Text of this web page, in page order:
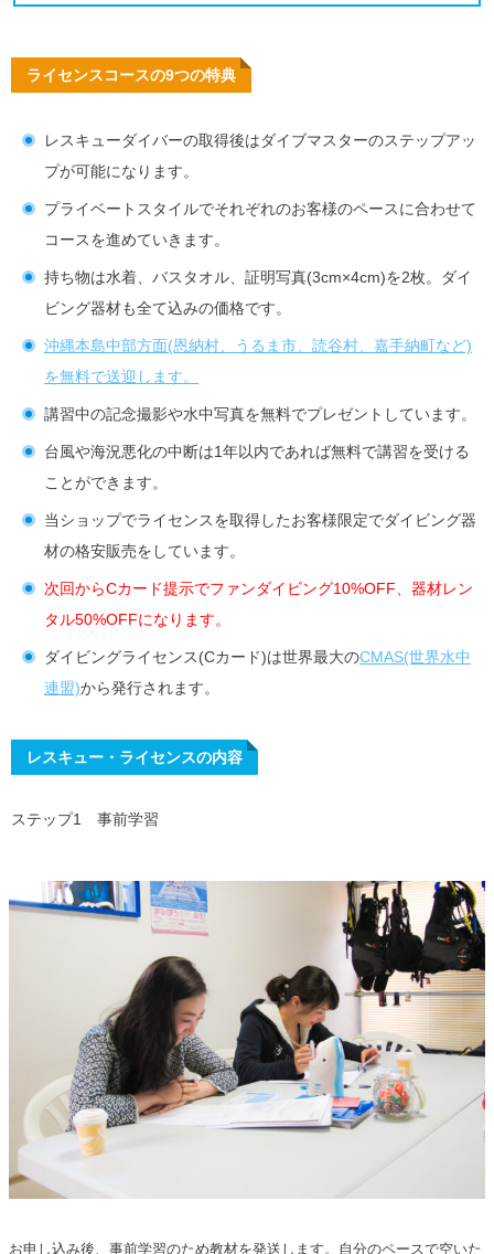
ライセンスコースの9つの特典
レスキューダイバーの取得後はダイブマスターのステップアッ
プが可能になります。
プライベートスタイルでそれぞれのお客様のペースに合わせて
コースを進めていきます。
持ち物は水着、バスタオル、証明写真(3cm×4cm)を2枚。ダイ
ビング器材も全て込みの価格です。
沖縄本島中部方面(恩納村、うるま市、読谷村、嘉手納町など)
を無料で送迎します。
講習中の記念撮影や水中写真を無料でプレゼントしています。
台風や海況悪化の中断は1年以内であれば無料で講習を受ける
ことができます。
当ショップでライセンスを取得したお客様限定でダイビング器
材の格安販売をしています。
次回からCカード提示でファンダイビング10%OFF、器材レン
タル50%OFFになります。
ダイビングライセンス(Cカード)は世界最大のCMAS(世界水中
連盟)から発行されます。
レスキュー・ライセンスの内容
ステップ1 事前学習
お申し込み後、事前学習のため教材を発送します。自分のペースで空いた